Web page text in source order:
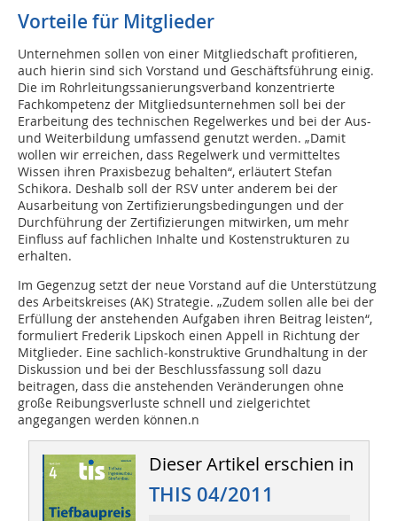
Vorteile für Mitglieder
Unternehmen sollen von einer Mitgliedschaft profitieren,
auch hierin sind sich Vorstand und Geschäftsführung einig.
Die im Rohrleitungssanierungsverband konzentrierte
Fachkompetenz der Mitgliedsunternehmen soll bei der
Erarbeitung des technischen Regelwerkes und bei der Aus-
und Weiterbildung umfassend genutzt werden. „Damit
wollen wir erreichen, dass Regelwerk und vermitteltes
Wissen ihren Praxisbezug behalten“, erläutert Stefan
Schikora. Deshalb soll der RSV unter anderem bei der
Ausarbeitung von Zertifizierungsbedingungen und der
Durchführung der Zertifizierungen mitwirken, um mehr
Einfluss auf fachlichen Inhalte und Kostenstrukturen zu
erhalten.
Im Gegenzug setzt der neue Vorstand auf die Unterstützung
des Arbeitskreises (AK) Strategie. „Zudem sollen alle bei der
Erfüllung der anstehenden Aufgaben ihren Beitrag leisten“,
formuliert Frederik Lipskoch einen Appell in Richtung der
Mitglieder. Eine sachlich-konstruktive Grundhaltung in der
Diskussion und bei der Beschlussfassung soll dazu
beitragen, dass die anstehenden Veränderungen ohne
große Reibungsverluste schnell und zielgerichtet
angegangen werden können.n
Dieser Artikel erschien in
THIS 04/2011